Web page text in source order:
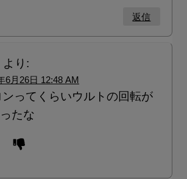
返信
より:
6月26日 12:48 AM
ンってくらいウルトの回転が
たな